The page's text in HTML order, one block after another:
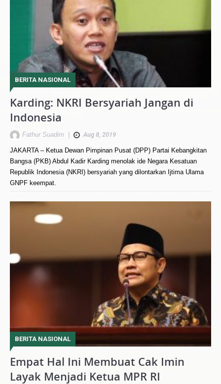
BERITA NASIONAL
Karding: NKRI Bersyariah Jangan di
Indonesia
Fathur Suadim Aug 8, 2019
JAKARTA – Ketua Dewan Pimpinan Pusat (DPP) Partai Kebangkitan
Bangsa (PKB) Abdul Kadir Karding menolak ide Negara Kesatuan
Republik Indonesia (NKRI) bersyariah yang dilontarkan Ijtima Ulama
GNPF keempat.
BERITA NASIONAL
Empat Hal Ini Membuat Cak Imin
Layak Menjadi Ketua MPR RI